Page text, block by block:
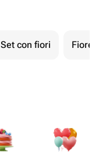
Set con fiori Fiore